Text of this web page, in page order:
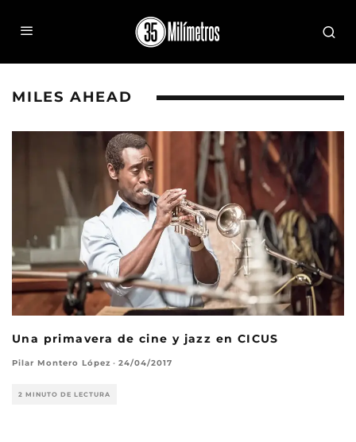
MILES AHEAD
Una primavera de cine y jazz en CICUS
Pilar Montero López · 24/04/2017
2 MINUTO DE LECTURA